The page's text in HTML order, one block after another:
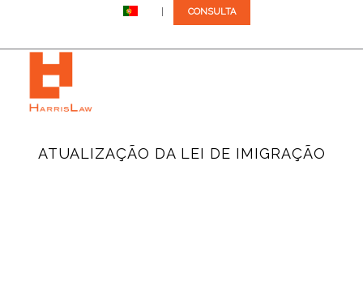
CONSULTA
ATUALIZAÇÃO DA LEI DE IMIGRAÇÃO